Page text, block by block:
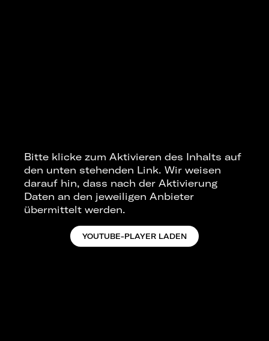
Bitte klicke zum Aktivieren des Inhalts auf
den unten stehenden Link. Wir weisen
darauf hin, dass nach der Aktivierung
Daten an den jeweiligen Anbieter
übermittelt werden.
YOUTUBE-PLAYER LADEN